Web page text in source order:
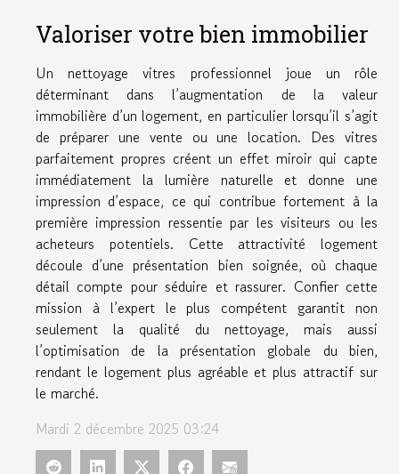
Valoriser votre bien immobilier
Un nettoyage vitres professionnel joue un rôle
déterminant dans l’augmentation de la valeur
immobilière d’un logement, en particulier lorsqu’il s’agit
de préparer une vente ou une location. Des vitres
parfaitement propres créent un effet miroir qui capte
immédiatement la lumière naturelle et donne une
impression d’espace, ce qui contribue fortement à la
première impression ressentie par les visiteurs ou les
acheteurs potentiels. Cette attractivité logement
découle d’une présentation bien soignée, où chaque
détail compte pour séduire et rassurer. Confier cette
mission à l’expert le plus compétent garantit non
seulement la qualité du nettoyage, mais aussi
l’optimisation de la présentation globale du bien,
rendant le logement plus agréable et plus attractif sur
le marché.
Mardi 2 décembre 2025 03:24